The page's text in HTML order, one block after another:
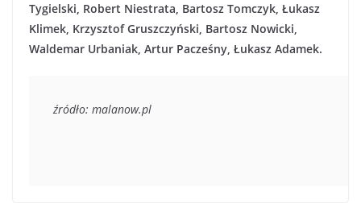
Tygielski, Robert Niestrata, Bartosz Tomczyk, Łukasz
Klimek, Krzysztof Gruszczyński, Bartosz Nowicki,
Waldemar Urbaniak, Artur Pacześny, Łukasz Adamek.
źródło: malanow.pl